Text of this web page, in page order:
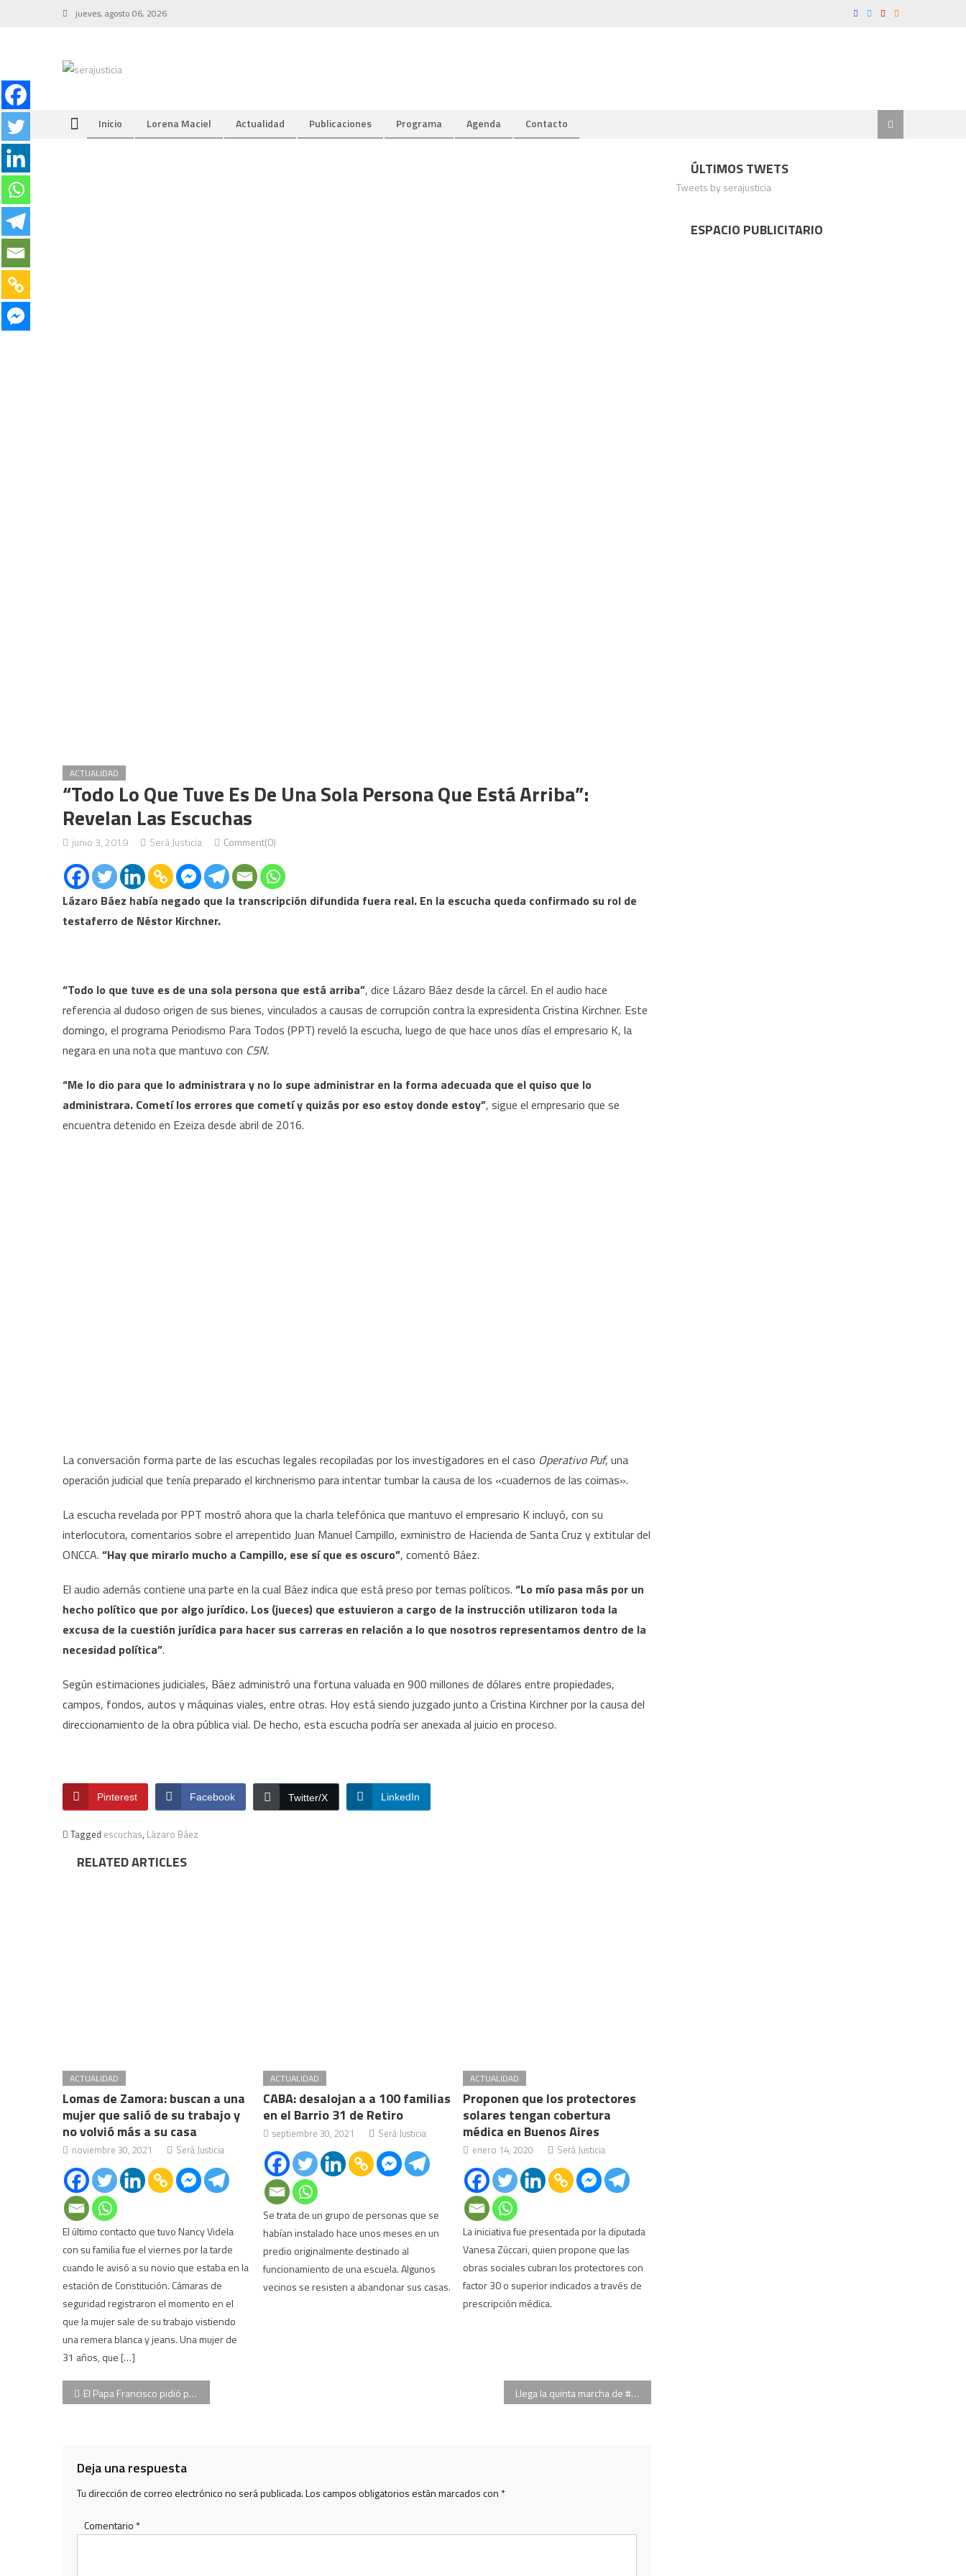
jueves, agosto 06, 2026
Inicio Lorena Maciel Actualidad Publicaciones Programa Agenda Contacto
ACTUALIDAD
“Todo Lo Que Tuve Es De Una Sola Persona Que Está Arriba”:
Revelan Las Escuchas
junio 3, 2019 Será Justicia Comment(0)
Lázaro Báez había negado que la transcripción difundida fuera real. En la escucha queda confirmado su rol de
testaferro de Néstor Kirchner.
“Todo lo que tuve es de una sola persona que está arriba”, dice Lázaro Báez desde la cárcel. En el audio hace
referencia al dudoso origen de sus bienes, vinculados a causas de corrupción contra la expresidenta Cristina Kirchner. Este
domingo, el programa Periodismo Para Todos (PPT) reveló la escucha, luego de que hace unos días el empresario K, la
negara en una nota que mantuvo con C5N.
“Me lo dio para que lo administrara y no lo supe administrar en la forma adecuada que el quiso que lo
administrara. Cometí los errores que cometí y quizás por eso estoy donde estoy”, sigue el empresario que se
encuentra detenido en Ezeiza desde abril de 2016.
La conversación forma parte de las escuchas legales recopiladas por los investigadores en el caso Operativo Puf, una
operación judicial que tenía preparado el kirchnerismo para intentar tumbar la causa de los «cuadernos de las coimas».
La escucha revelada por PPT mostró ahora que la charla telefónica que mantuvo el empresario K incluyó, con su
interlocutora, comentarios sobre el arrepentido Juan Manuel Campillo, exministro de Hacienda de Santa Cruz y extitular del
ONCCA. “Hay que mirarlo mucho a Campillo, ese sí que es oscuro”, comentó Báez.
El audio además contiene una parte en la cual Báez indica que está preso por temas políticos. “Lo mío pasa más por un
hecho político que por algo jurídico. Los (jueces) que estuvieron a cargo de la instrucción utilizaron toda la
excusa de la cuestión jurídica para hacer sus carreras en relación a lo que nosotros representamos dentro de la
necesidad política”.
Según estimaciones judiciales, Báez administró una fortuna valuada en 900 millones de dólares entre propiedades,
campos, fondos, autos y máquinas viales, entre otras. Hoy está siendo juzgado junto a Cristina Kirchner por la causa del
direccionamiento de la obra pública vial. De hecho, esta escucha podría ser anexada al juicio en proceso.
Pinterest Facebook Twitter/X LinkedIn
Tagged escuchas, Lázaro Báez
RELATED ARTICLES
ACTUALIDAD
Lomas de Zamora: buscan a una
mujer que salió de su trabajo y
no volvió más a su casa
noviembre 30, 2021 Será Justicia
El último contacto que tuvo Nancy Videla
con su familia fue el viernes por la tarde
cuando le avisó a su novio que estaba en la
estación de Constitución. Cámaras de
seguridad registraron el momento en el
que la mujer sale de su trabajo vistiendo
una remera blanca y jeans. Una mujer de
31 años, que […]
ACTUALIDAD
CABA: desalojan a a 100 familias
en el Barrio 31 de Retiro
septiembre 30, 2021 Será Justicia
Se trata de un grupo de personas que se
habían instalado hace unos meses en un
predio originalmente destinado al
funcionamiento de una escuela. Algunos
vecinos se resisten a abandonar sus casas.
ACTUALIDAD
Proponen que los protectores
solares tengan cobertura
médica en Buenos Aires
enero 14, 2020 Será Justicia
La iniciativa fue presentada por la diputada
Vanesa Zúccari, quien propone que las
obras sociales cubran los protectores con
factor 30 o superior indicados a través de
prescripción médica.
Navegación
El Papa Francisco pidió perdón a la comunidad gitana Llega la quinta marcha de #NiUnaMenos en todo el país
Deja una respuesta
Tu dirección de correo electrónico no será publicada.Los campos obligatorios están marcados con *
Comentario *
ÚLTIMOS TWETS
Tweets by serajusticia
ESPACIO PUBLICITARIO